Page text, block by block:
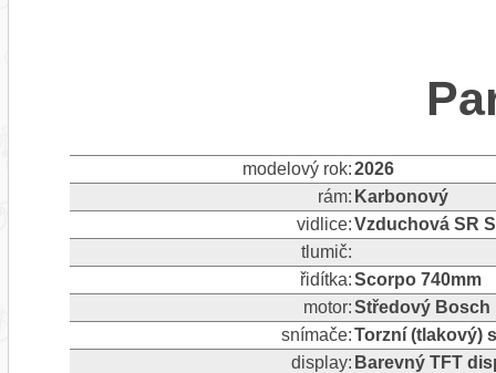
modelový rok:2026
rám: Karbonový
vidlice:Vzduchová SR
tlumič:
řidítka:Scorpo 740mm
motor:Středový Bosch
snímače:Torzní (tlakový)
display: Barevný TFT